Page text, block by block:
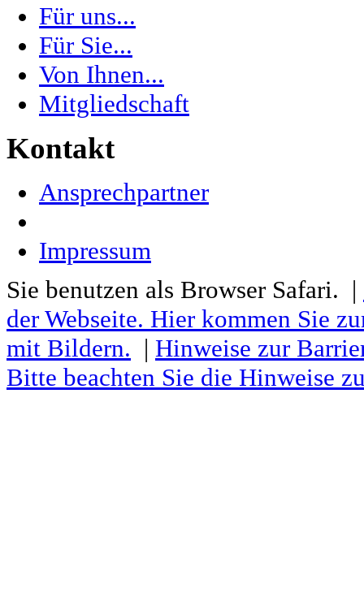
Für uns...
Für Sie...
Von Ihnen...
Mitgliedschaft
Kontakt
Ansprechpartner
Impressum
Sie benutzen als Browser Safari. |
der Webseite. Hier kommen Sie
mit Bildern. | Hinweise zur
Bitte beachten Sie die Hinweise